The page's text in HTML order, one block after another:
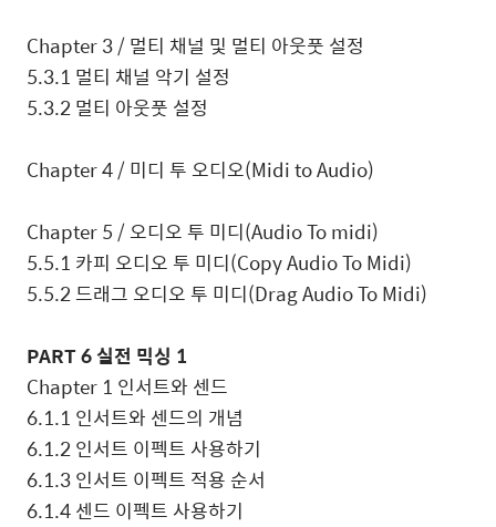
Chapter 3 /멀티 채널 및 멀티 아웃풋 설정
5.3.1 멀티 채널 악기 설정
5.3.2멀티 아웃풋 설정
Chapter 4 /미디 투 오디오(Midi to Audio)
Chapter 5 /오디오 투 미디(Audio To midi)
5.5.1 카피 오디오 투 미디(Copy Audio To Midi)
5.5.2드래그 오디오 투 미디(Drag Audio To Midi)
PART 6실전 믹싱 1
Chapter 1 인서트와 센드
6.1.1 인서트와 센드의 개념
6.1.2인서트 이펙트 사용하기
6.1.3인서트 이펙트 적용 순서
6.1.4센드 이펙트 사용하기